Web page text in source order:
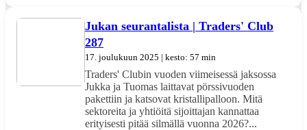
Jukan seurantalista | Traders' Club
287
17. joulukuun 2025 | kesto: 57 min
Traders' Clubin vuoden viimeisessä jaksossa
Jukka ja Tuomas laittavat pörssivuoden
pakettiin ja katsovat kristallipalloon. Mitä
sektoreita ja yhtiöitä sijoittajan kannattaa
erityisesti pitää silmällä vuonna 2026?...